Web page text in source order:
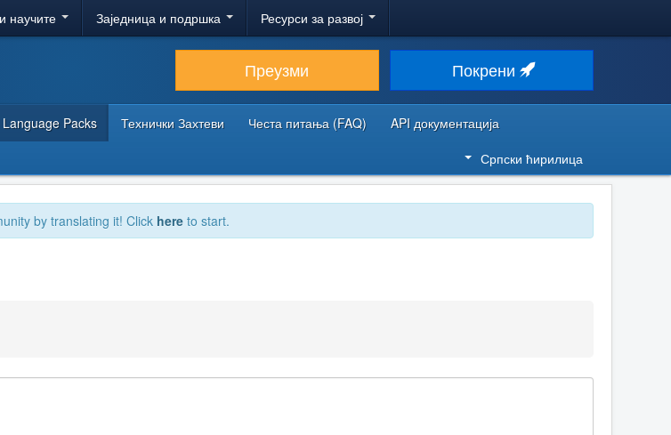
научите Заједница и подршка Ресурси за развој
Преузми Покрени
Language Packs Технички Захтеви Честа питања (FAQ)
API документација
Српски ћирилица
by translating it! Click here to start.